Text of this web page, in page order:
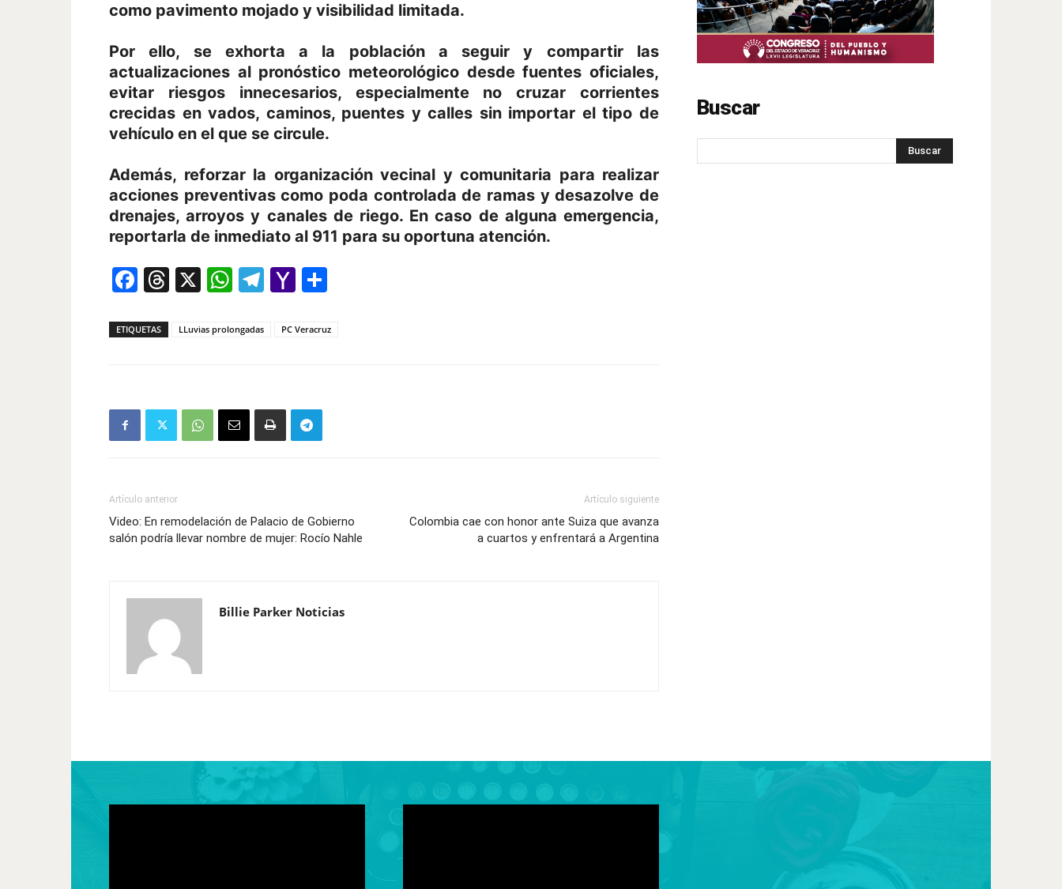
como pavimento mojado y visibilidad limitada.
Por ello, se exhorta a la población a seguir y compartir las
actualizaciones al pronóstico meteorológico desde fuentes oficiales,
evitar riesgos innecesarios, especialmente no cruzar corrientes
crecidas en vados, caminos, puentes y calles sin importar el tipo de
vehículo en el que se circule.
Además, reforzar la organización vecinal y comunitaria para realizar
acciones preventivas como poda controlada de ramas y desazolve de
drenajes, arroyos y canales de riego. En caso de alguna emergencia,
reportarla de inmediato al 911 para su oportuna atención.
Facebook
Threads
X WhatsApp
Telegram
Yahoo
ETIQUETAS LLuvias prolongadas PC Veracruz
Artículo anterior
Video: En remodelación de Palacio de Gobierno
salón podría llevar nombre de mujer: Rocío Nahle
Artículo siguiente
Colombia cae con honor ante Suiza que avanza
a cuartos y enfrentará a Argentina
Billie Parker Noticias
Buscar